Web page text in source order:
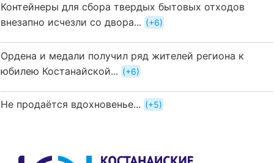
Контейнеры для сбора твердых бытовых отходов
внезапно исчезли со двора...
+6
Ордена и медали получил ряд жителей региона к
юбилею Костанайской...
+6
Не продаётся вдохновенье... +5